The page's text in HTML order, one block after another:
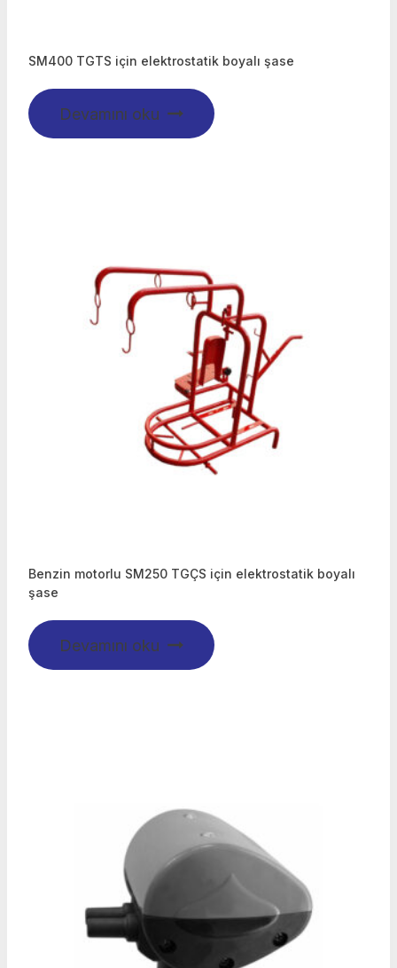
SM400 TGTS için elektrostatik boyalı şase
Devamını oku
Benzin motorlu SM250 TGÇS için elektrostatik boyalı
şase
Devamını oku